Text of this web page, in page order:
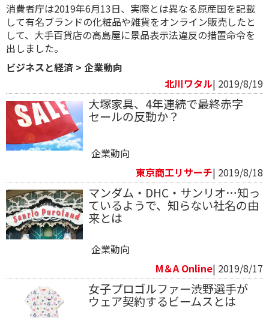
消費者庁は2019年6月13日、実際とは異なる原産国を記載
して有名ブランドの化粧品や雑貨をオンライン販売したと
して、大手百貨店の高島屋に景品表示法違反の措置命令を
出しました。
ビジネスと経済 > 企業動向
北川ワタル| 2019/8/19
大塚家具、4年連続で最終赤字
セールの反動か？
企業動向
東京商工リサーチ| 2019/8/18
マンダム・DHC・サンリオ…知っ
ているようで、知らない社名の由
来とは
企業動向
M＆A Online| 2019/8/17
女子プロゴルファー渋野選手が
ウェア契約するビームスとは